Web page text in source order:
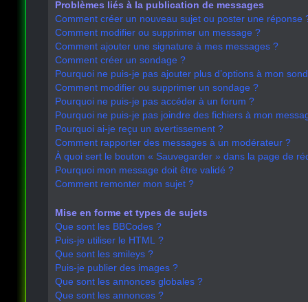
Problèmes liés à la publication de messages
Comment créer un nouveau sujet ou poster une réponse
Comment modifier ou supprimer un message ?
Comment ajouter une signature à mes messages ?
Comment créer un sondage ?
Pourquoi ne puis-je pas ajouter plus d’options à mon
Comment modifier ou supprimer un sondage ?
Pourquoi ne puis-je pas accéder à un forum ?
Pourquoi ne puis-je pas joindre des fichiers à mon
Pourquoi ai-je reçu un avertissement ?
Comment rapporter des messages à un modérateur ?
À quoi sert le bouton « Sauvegarder » dans la page de
Pourquoi mon message doit être validé ?
Comment remonter mon sujet ?
Mise en forme et types de sujets
Que sont les BBCodes ?
Puis-je utiliser le HTML ?
Que sont les smileys ?
Puis-je publier des images ?
Que sont les annonces globales ?
Que sont les annonces ?